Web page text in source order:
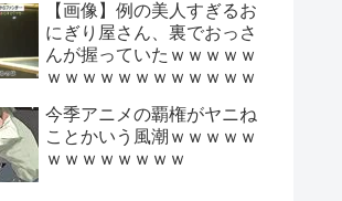
【画像】例の美人すぎるお
にぎり屋さん、裏でおっさ
んが握っていたｗｗｗｗｗ
ｗｗｗｗｗｗｗｗｗｗｗｗ
今季アニメの覇権がヤニね
ことかいう風潮ｗｗｗｗｗ
ｗｗｗｗｗｗｗｗ